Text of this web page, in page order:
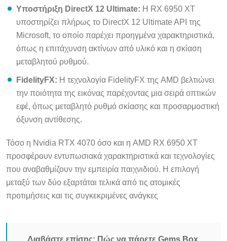
Υποστήριξη DirectX 12 Ultimate: Η RX 6950 XT
υποστηρίζει πλήρως το DirectX 12 Ultimate API της
Microsoft, το οποίο παρέχει προηγμένα χαρακτηριστικά,
όπως η επιτάχυνση ακτίνων από υλικό και η σκίαση
μεταβλητού ρυθμού.
FidelityFX: Η τεχνολογία FidelityFX της AMD βελτιώνει
την ποιότητα της εικόνας παρέχοντας μια σειρά οπτικών
εφέ, όπως μεταβλητό ρυθμό σκίασης και προσαρμοστική
όξυνση αντίθεσης.
Τόσο η Nvidia RTX 4070 όσο και η AMD RX 6950 XT
προσφέρουν εντυπωσιακά χαρακτηριστικά και τεχνολογίες
που αναβαθμίζουν την εμπειρία παιχνιδιού. Η επιλογή
μεταξύ των δύο εξαρτάται τελικά από τις ατομικές
προτιμήσεις και τις συγκεκριμένες ανάγκες
Διαβάστε επίσης: Πώς να πάρετε Gems Box